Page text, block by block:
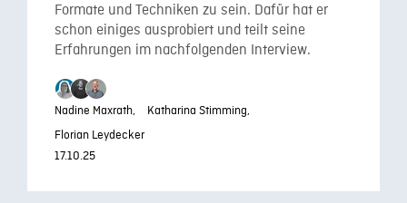
Formate und Techniken zu sein. Dafür hat er
schon einiges ausprobiert und teilt seine
Erfahrungen im nachfolgenden Interview.
Nadine Maxrath,
Katharina Stimming,
Florian Leydecker
17.10.25